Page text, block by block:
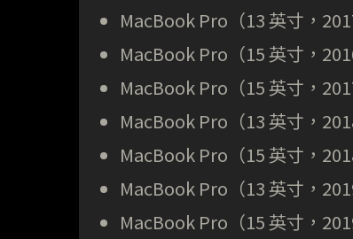
MacBook Pro（13 英寸，
MacBook Pro（15 英寸，
MacBook Pro（15 英寸，
MacBook Pro（13 英寸，
MacBook Pro（15 英寸，
MacBook Pro（13 英寸，
MacBook Pro（15 英寸，